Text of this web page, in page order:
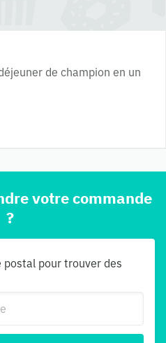
de champion en un
votre commande
?
postal pour trouver des